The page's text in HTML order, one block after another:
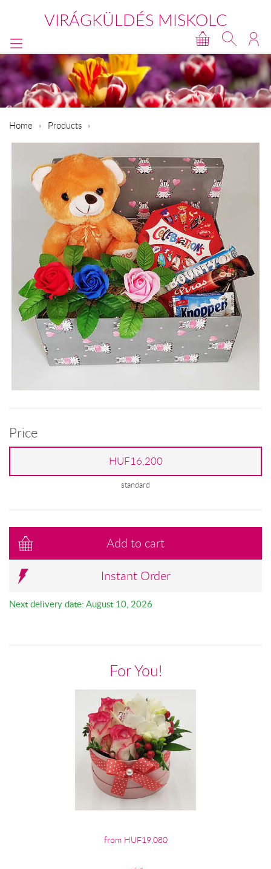
VIRÁGKÜLDÉS MISKOLC
Home Products
Price
HUF16,200
standard
Add to cart
Instant Order
Next delivery date: August 10, 2026
For You!
from HUF19,080